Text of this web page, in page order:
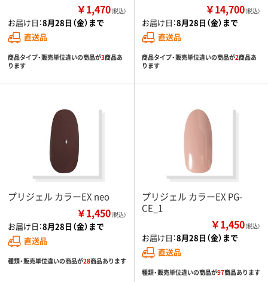
￥1,470（税込）
お届け日：8月28日（金）まで
直送品
商品タイプ・販売単位違いの商品が3商品あ
ります
￥14,700（税込）
お届け日：8月28日（金）まで
直送品
商品タイプ・販売単位違いの商品が2商品あ
ります
プリジェル カラーEX neo
￥1,450（税込）
お届け日：8月28日（金）まで
直送品
種類・販売単位違いの商品が28商品あります
プリジェル カラーEX PG-
CE_1
￥1,450（税込）
お届け日：8月28日（金）まで
直送品
種類・販売単位違いの商品が97商品あります